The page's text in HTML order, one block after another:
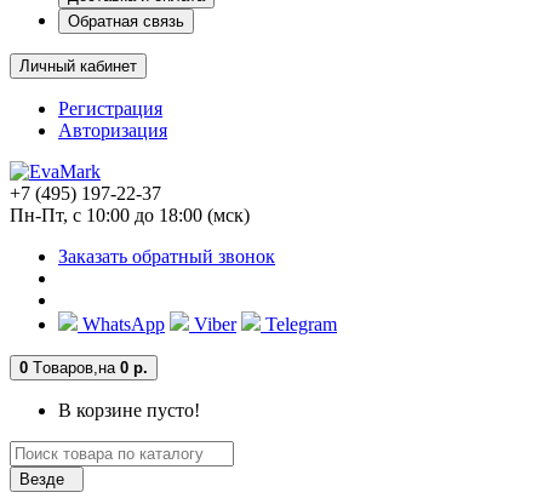
Обратная связь
Личный кабинет
Регистрация
Авторизация
+7 (495) 197-22-37
Пн-Пт, с 10:00 до 18:00 (мск)
Заказать обратный звонок
WhatsApp Viber Telegram
0 Tоваров, на 0 р.
В корзине пусто!
Везде